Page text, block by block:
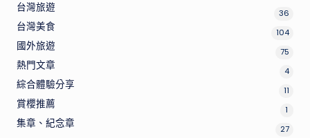
台灣旅遊 36
台灣美食 104
國外旅遊 75
熱門文章 4
綜合體驗分享 11
賞櫻推薦 1
集章、紀念章 27